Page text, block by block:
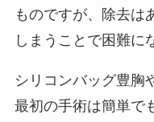
ものですが、除去は
しまうことで困難に
シリコンバッグ豊胸
最初の手術は簡単で